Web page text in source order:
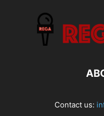
Contact us: